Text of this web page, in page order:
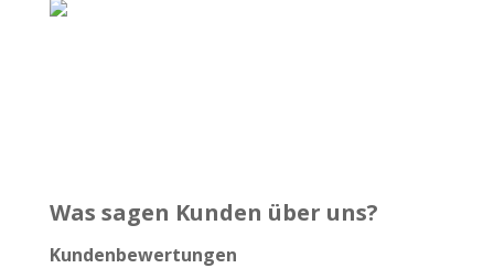
Was sagen Kunden über uns?
Kundenbewertungen